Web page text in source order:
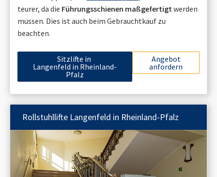
teurer, da die Führungsschienen maßgefertigt werden
müssen. Dies ist auch beim Gebrauchtkauf zu
beachten.
Sitzlifte in
Langenfeld in Rheinland-
Pfalz
Angebot
anfordern
Rollstuhllifte Langenfeld in Rheinland-Pfalz